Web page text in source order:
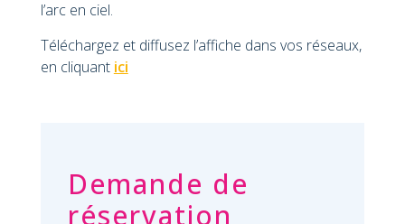
l’arc en ciel.
Téléchargez et diffusez l’affiche dans vos réseaux,
en cliquant ici
Demande de
réservation